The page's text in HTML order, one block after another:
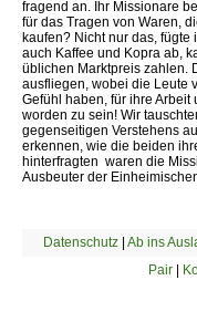
fragend an. Ihr Missionare
für das Tragen von Waren,
kaufen? Nicht nur das,
auch Kaffee und Kopra ab,
üblichen Marktpreis zahlen.
ausfliegen, wobei die Leute
Gefühl haben, für ihre
worden zu sein! Wir
gegenseitigen Verstehens
erkennen, wie die beiden
hinterfragten  waren die
Ausbeuter der
Datenschutz| Ab ins
Pair |